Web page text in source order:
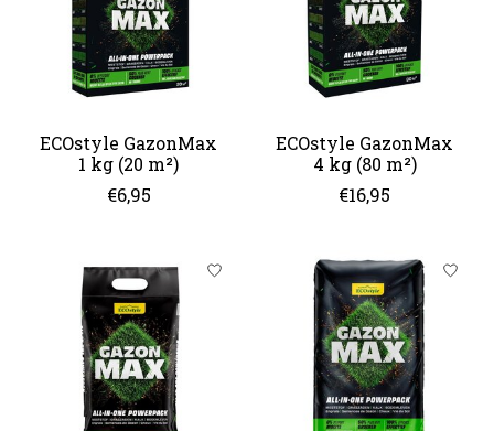
ECOstyle GazonMax
1 kg (20 m²)
€6,95
ECOstyle GazonMax
4 kg (80 m²)
€16,95